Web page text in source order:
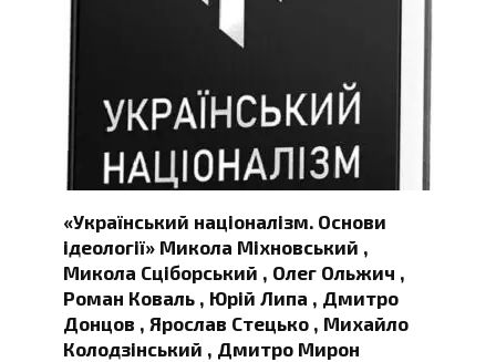
«Український націоналізм. Основи
ідеології» Микола Міхновський ,
Микола Сціборський , Олег Ольжич ,
Роман Коваль , Юрій Липа , Дмитро
Донцов , Ярослав Стецько , Михайло
Колодзінський , Дмитро Мирон